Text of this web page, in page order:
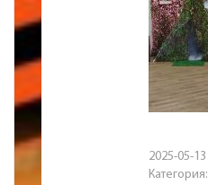
2025-05-13
Категория: